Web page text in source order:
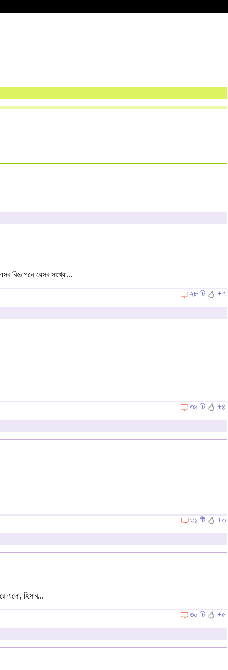
বিজ্ঞাপনে যেসব সংখ্যা...
২৮ টি +৭
৩৯ টি +৪
৩১ টি +৩
এলো, হিসাব...
৩০ টি +৫